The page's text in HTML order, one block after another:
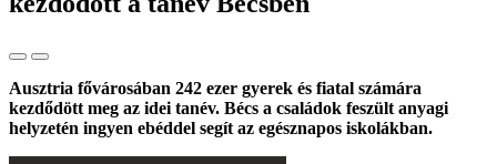
Ausztria fővárosában 242 ezer gyerek és fiatal számára
kezdődött meg az idei tanév. Bécs a családok feszült anyagi
helyzetén ingyen ebéddel segít az egésznapos iskolákban.